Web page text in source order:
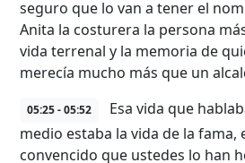
seguro que lo van a tener el
Anita la costurera la persona
vida terrenal y la memoria de
merecía mucho más que un
05:25 - 05:52
Esa vida que
medio estaba la vida de la fama,
convencido que ustedes lo han